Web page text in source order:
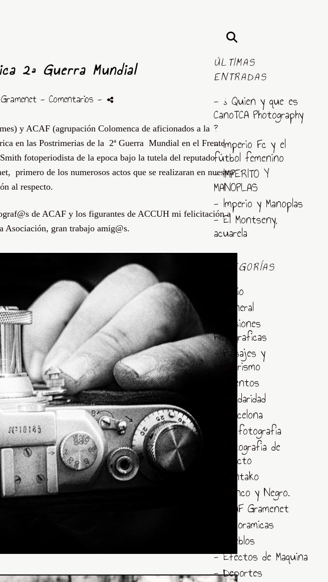
2ª Guerra Mundial
- Comentarios-
y ACAF (agrupación Colomenca de aficionados a la
en las Postrimerias de la 2ª Guerra Mundial en el Frente
fotoperiodista de la epoca bajo la tutela del reputado
primero de los numerosos actos que se realizaran en nuestra
al respecto.
de ACAF y los figurantes de ACCUH mi felicitación a
Asociación, gran trabajo amig@s.
ÚLTIMAS
ENTRADAS
- ¿ Quien y que es
CanoTCA Photography
?
- Imperio Fc y el
fútbol femenino
- IMPERITO Y
MANOPLAS
- Imperio y Manoplas
- El Montseny,
acuarela
CATEGORÍAS
- Inicio
- General
- Sesiones
Fotograficas
- Paisajes y
senderismo
- Eventos
- Solidaridad
- Barcelona
- La fotografía
- Fotografia de
Producto
- Santako
- Blanco y Negro.
- ACAF Gramenet
- Panoramicas
- Pueblos
- Efectos de Maquina
- Deportes